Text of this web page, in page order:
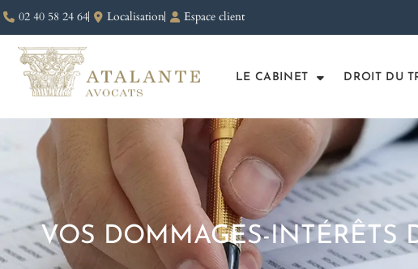
02 40 58 24 64 Localisation Espace client
LE CABINET DROIT DU
VOS DOMMAGES-INTÉRÊTS